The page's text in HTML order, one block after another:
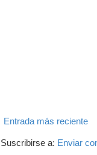
Entrada más reciente
Suscribirse a: Enviar